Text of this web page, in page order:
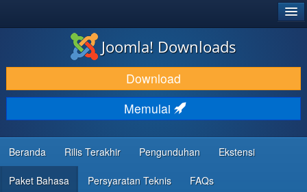
DOWNLOAD & KEMBANGKAN
TEMUKAN & PELAJARI
DUKUNGAN & KOMUNITAS
REFERENSI DEVELOPER
Joomla! Downloads
Download
Memulai
Beranda Rilis Terakhir Pengunduhan Ekstensi
Paket Bahasa Persyaratan Teknis FAQs